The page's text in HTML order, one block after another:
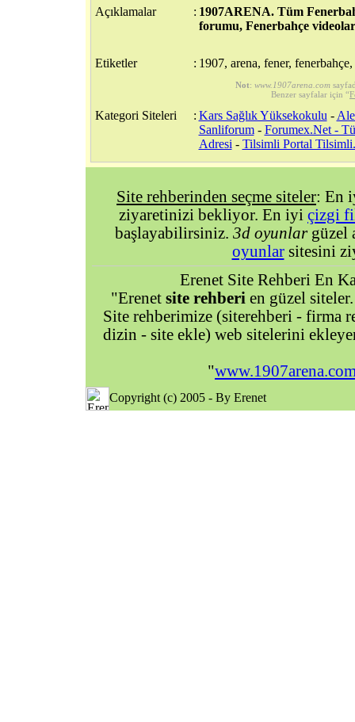
Açıklamalar : 1907ARENA. Tüm
forumu, Fenerbahçe
Etiketler : 1907, arena, fener,
Not: www.1907arena.com
Benzer sayfalar için “
Kategori Siteleri : Kars Sağlık Yüksekokulu -
Sanliforum- Forumex.Net -
Adresi - Tilsimli Portal
Site rehberinden seçme siteler: En
ziyaretinizi bekliyor. En iyi çizgi
başlayabilirsiniz. 3d oyunlargüzel
oyunlarsitesini
Erenet Site Rehberi En
"Erenet site rehberi en güzel
Site rehberimize (siterehberi - firma
dizin - site ekle) web sitelerini
"
Copyright (c) 2005 - By Erenet